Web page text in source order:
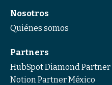
Nosotros
Quiénes somos
Partners
HubSpot Diamond Partner
Notion Partner México